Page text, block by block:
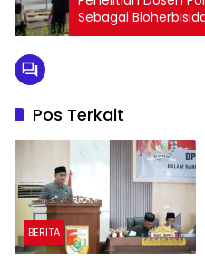
Sebagai
Pos Terkait
BERITA